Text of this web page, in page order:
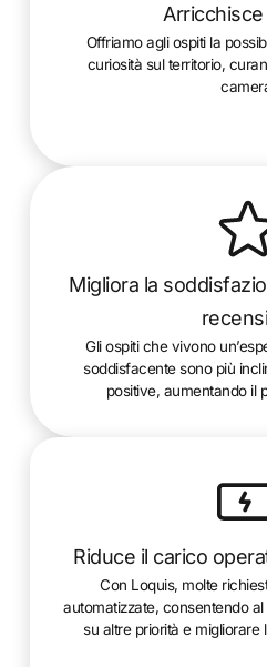
Arricchisce
Offriamo agli ospiti la
curiosità sul territorio,
Migliora la
Gli ospiti che vivono
soddisfacente sono più
positive, aumentando il
Riduce il carico
Con Loquis, molte
automatizzate, consentendo
su altre priorità e migliorare